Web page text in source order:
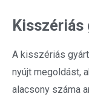
A kisszériás
nyújt megoldást,
alacsony száma